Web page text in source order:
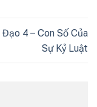
Đạo 4 – Con Số Của
Sự Kỷ Luật